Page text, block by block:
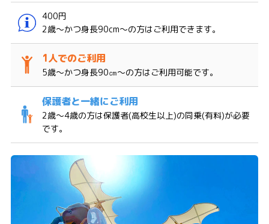
400円
2歳～かつ身長90cm〜の方はご利用できます。
5歳～かつ身長90㎝～の方はご利用可能です。
2歳〜4歳の方は保護者(高校生以上)の同乗(有料)が必要
です。